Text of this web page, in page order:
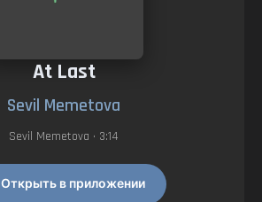
At Last
Sevil Memetova
Sevil Memetova • 3:14
Открыть в приложении